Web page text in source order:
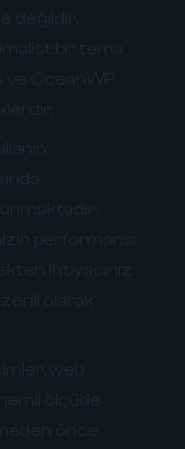
değildir.
bir tema
ve OceanWP
performansı
ihtiyacınız
olarak
web
ölçüde
önce